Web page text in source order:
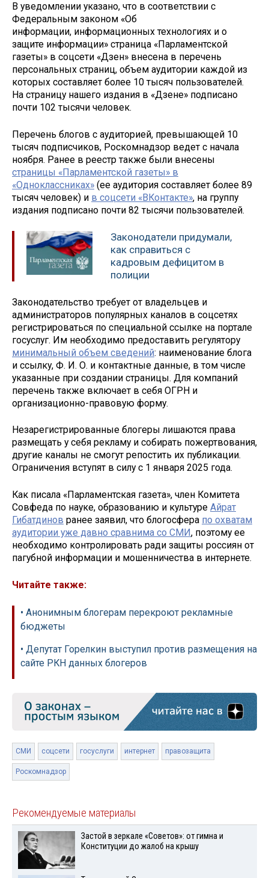
В уведомлении указано, что в соответствии с
Федеральным законом «Об
информации, информационных технологиях и о
защите информации» страница «Парламентской
газеты» в соцсети «Дзен» внесена в перечень
персональных страниц, объем аудитории каждой из
которых составляет более 10 тысяч пользователей.
На страницу нашего издания в «Дзене» подписано
почти 102 тысячи человек.
Перечень блогов с аудиторией, превышающей 10
тысяч подписчиков, Роскомнадзор ведет с начала
ноября. Ранее в реестр также были внесены
страницы «Парламентской газеты» в
«Одноклассниках» (ее аудитория составляет более 89
тысяч человек) и в соцсети «ВКонтакте», на группу
издания подписано почти 82 тысячи пользователей.
Законодатели придумали,
как справиться с
кадровым дефицитом в
полиции
Законодательство требует от владельцев и
администраторов популярных каналов в соцсетях
регистрироваться по специальной ссылке на портале
госуслуг. Им необходимо предоставить регулятору
минимальный объем сведений: наименование блога
и ссылку, Ф. И. О. и контактные данные, в том числе
указанные при создании страницы. Для компаний
перечень также включает в себя ОГРН и
организационно-правовую форму.
Незарегистрированные блогеры лишаются права
размещать у себя рекламу и собирать пожертвования,
другие каналы не смогут репостить их публикации.
Ограничения вступят в силу с 1 января 2025 года.
Как писала «Парламентская газета», член Комитета
Совфеда по науке, образованию и культуре Айрат
Гибатдинов ранее заявил, что блогосфера по охватам
аудитории уже давно сравнима со СМИ, поэтому ее
необходимо контролировать ради защиты россиян от
пагубной информации и мошенничества в интернете.
Читайте также:
• Анонимным блогерам перекроют рекламные
бюджеты
• Депутат Горелкин выступил против размещения на
сайте РКН данных блогеров
СМИ соцсети госуслуги интернет правозащита
Роскомнадзор
Рекомендуемые материалы
Застой в зеркале «Советов»: от гимна и
Конституции до жалоб на крышу